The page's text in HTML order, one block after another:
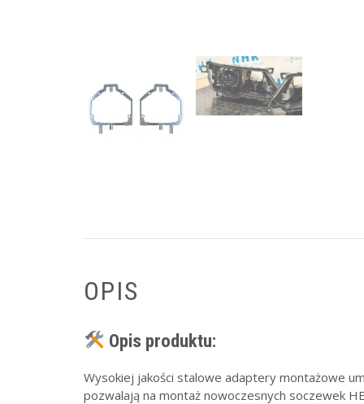
OPIS
Opis produktu:
Wysokiej jakości stalowe adaptery montażowe
pozwalają na montaż nowoczesnych soczewek